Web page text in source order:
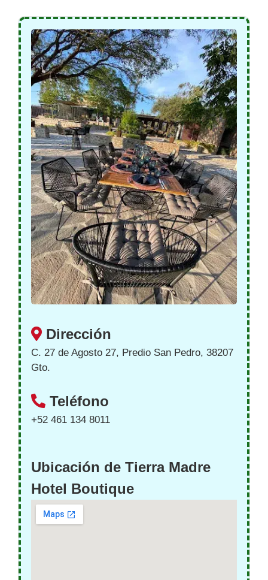
Dirección
C. 27 de Agosto 27, Predio San Pedro, 38207
Gto.
Teléfono
+52 461 134 8011
Ubicación de Tierra Madre
Hotel Boutique